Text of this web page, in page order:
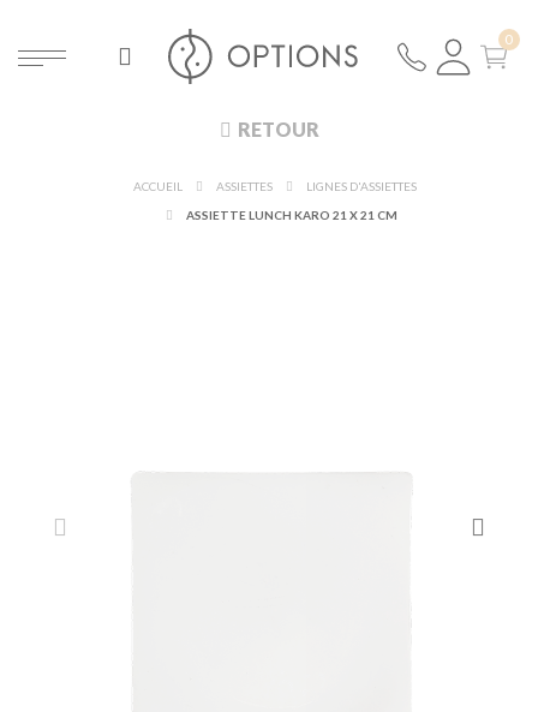
RETOUR
ACCUEIL ASSIETTES
LIGNES D'ASSIETTES
ASSIETTE LUNCH KARO 21 X 21 CM